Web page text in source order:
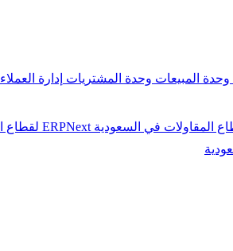
وحدة المبيعات وحدة المشتريات إدارة العملاء CRM
ERPNext لقطاع العقارات في السعودية